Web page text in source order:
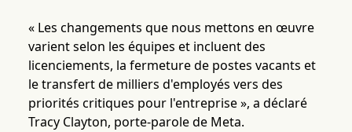
« Les changements que nous mettons en œuvre
varient selon les équipes et incluent des
licenciements, la fermeture de postes vacants et
le transfert de milliers d'employés vers des
priorités critiques pour l'entreprise », a déclaré
Tracy Clayton, porte-parole de Meta.